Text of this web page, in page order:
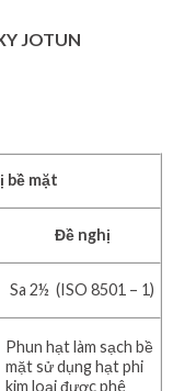
JOTUN
bề mặt
Đề nghị
Sa 2½ (ISO 8501 – 1)
Phun hạt làm sạch bề
mặt sử dụng hạt phi
kim loại được phê